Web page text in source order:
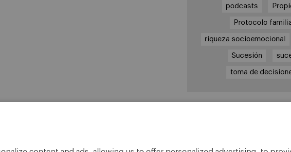
podcasts
Protocolo
riqueza socioemocional
Sucesión
toma de
Cátedra de